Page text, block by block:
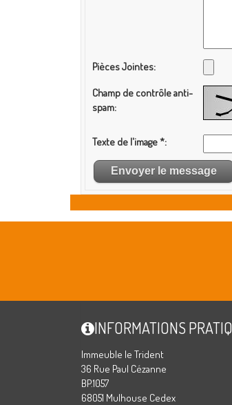
INFORMATIONS
Immeuble le Trident
36 Rue Paul Cézanne
BP.1057
68051 Mulhouse Cedex